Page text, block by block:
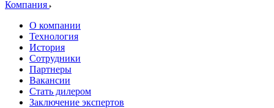
Компания
О компании
Технология
История
Сотрудники
Партнеры
Вакансии
Стать дилером
Заключение экспертов